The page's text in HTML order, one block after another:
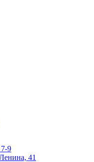
9
41